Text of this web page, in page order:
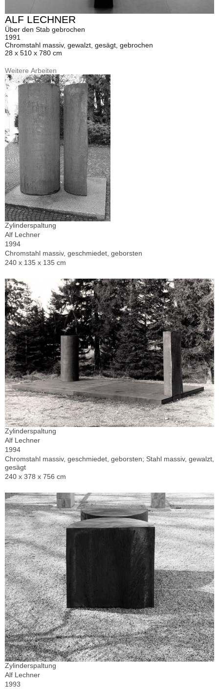
ALF LECHNER
Über den Stab gebrochen
1991
Chromstahl massiv, gewalzt, gesägt, gebrochen
28 x 510 x 780 cm
Weitere Arbeiten
Zylinderspaltung
Alf Lechner
1994
Chromstahl massiv, geschmiedet, geborsten
240 x 135 x 135 cm
Zylinderspaltung
Alf Lechner
1994
Chromstahl massiv, geschmiedet, geborsten; Stahl massiv, gewalzt,
gesägt
240 x 378 x 756 cm
Zylinderspaltung
Alf Lechner
1993